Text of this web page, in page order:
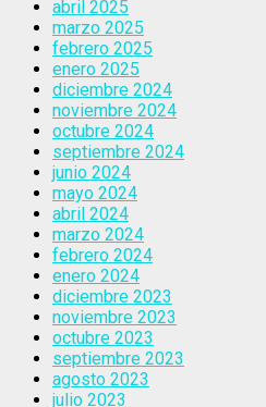
abril 2025
marzo 2025
febrero 2025
enero 2025
diciembre 2024
noviembre 2024
octubre 2024
septiembre 2024
junio 2024
mayo 2024
abril 2024
marzo 2024
febrero 2024
enero 2024
diciembre 2023
noviembre 2023
octubre 2023
septiembre 2023
agosto 2023
julio 2023